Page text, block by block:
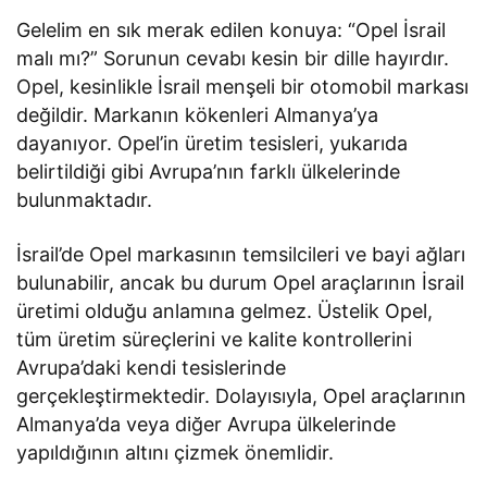
Gelelim en sık merak edilen konuya: “Opel İsrail
malı mı?” Sorunun cevabı kesin bir dille hayırdır.
Opel, kesinlikle İsrail menşeli bir otomobil markası
değildir. Markanın kökenleri Almanya’ya
dayanıyor. Opel’in üretim tesisleri, yukarıda
belirtildiği gibi Avrupa’nın farklı ülkelerinde
bulunmaktadır.
İsrail’de Opel markasının temsilcileri ve bayi ağları
bulunabilir, ancak bu durum Opel araçlarının İsrail
üretimi olduğu anlamına gelmez. Üstelik Opel,
tüm üretim süreçlerini ve kalite kontrollerini
Avrupa’daki kendi tesislerinde
gerçekleştirmektedir. Dolayısıyla, Opel araçlarının
Almanya’da veya diğer Avrupa ülkelerinde
yapıldığının altını çizmek önemlidir.